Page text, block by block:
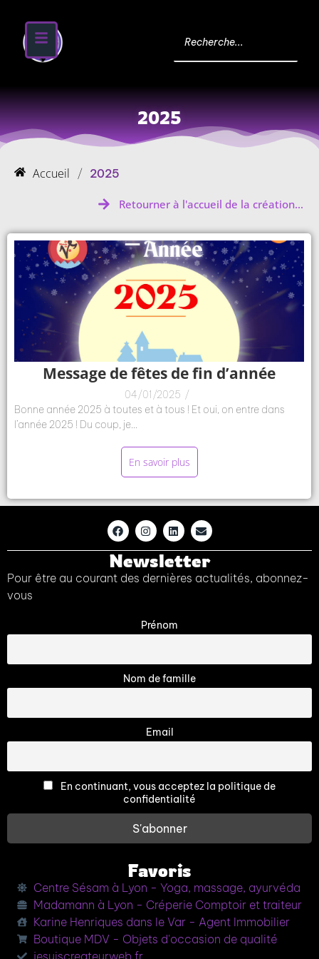
2025
Accueil / 2025
Retourner à l'accueil de la création...
Message de fêtes de fin d’année
04/01/2025 /
Bonne année 2025 à toutes et à tous ! Et oui, on entre dans
l’année 2025 ! Du coup, je...
En savoir plus
Newsletter
Pour être au courant des dernières actualités, abonnez-
vous
Prénom
Nom de famille
Email
En continuant, vous acceptez la politique de
confidentialité
Favoris
Centre Sésam à Lyon - Yoga, massage, ayurvéda
Madamann à Lyon - Créperie Comptoir et traiteur
Karine Henriques dans le Var - Agent Immobilier
Boutique MDV - Objets d'occasion de qualité